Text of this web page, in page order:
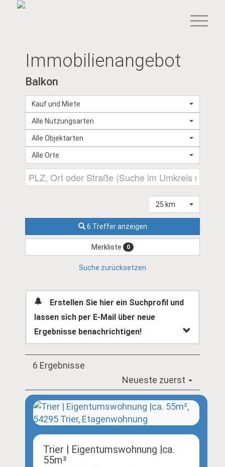
Immobilien­angebot
Balkon
Kauf und Miete
Alle Nutzungsarten
Alle Objektarten
Alle Orte
25 km
6 Treffer anzeigen
Merkliste 0
Suche zurücksetzen
Erstellen Sie hier ein Suchprofil und
lassen sich per E-Mail über neue
Ergebnisse benachrichtigen!
6 Ergebnisse
Neueste zuerst
Trier | Eigentumswohnung |ca.
55m²